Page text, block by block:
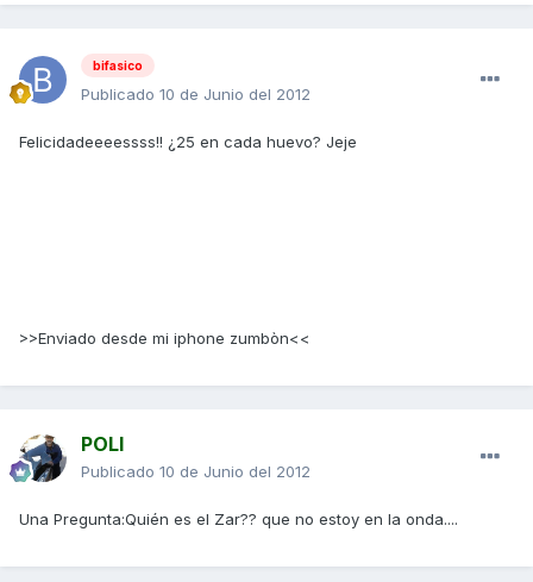
bifasico
Publicado 10 de Junio del 2012
Felicidadeeeessss!! ¿25 en cada huevo? Jeje
>>Enviado desde mi iphone zumbòn<<
POLI
Publicado 10 de Junio del 2012
Una Pregunta:Quién es el Zar?? que no estoy en la onda....